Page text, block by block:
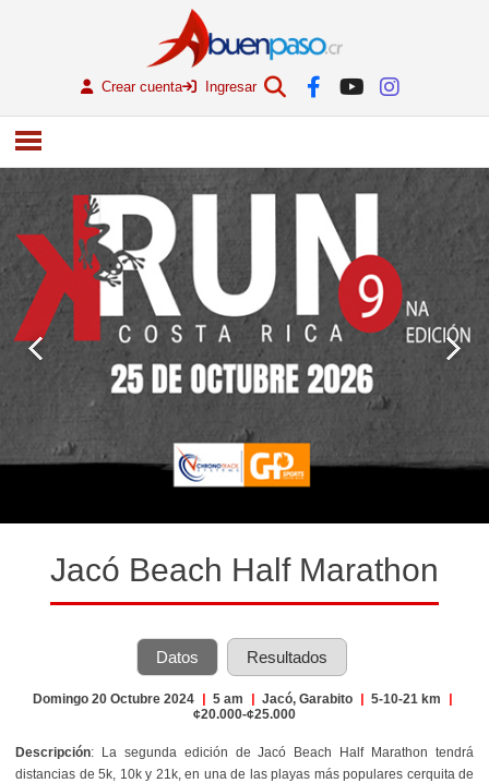
Crear cuenta Ingresar
Jacó Beach Half Marathon
Datos Resultados
Domingo 20 Octubre 2024 | 5 am | Jacó, Garabito | 5-10-21 km
|
¢20.000-¢25.000
Descripción: La segunda edición de Jacó Beach Half Marathon tendrá
distancias de 5k, 10k y 21k, en una de las playas más populares cerquita de